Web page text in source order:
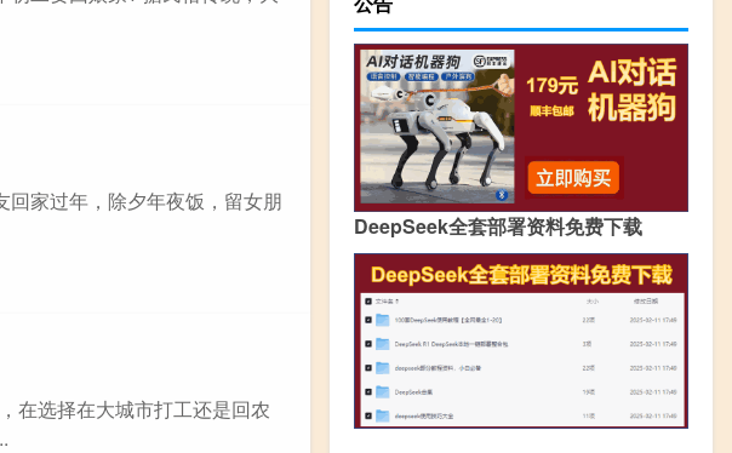
回家过年，除夕年夜饭，留女朋
在选择在大城市打工还是回农
DeepSeek全套部署资料免费下载